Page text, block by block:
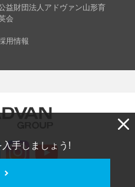
手しましょう!
益財団法人アドヴァン山形育
会
用情報